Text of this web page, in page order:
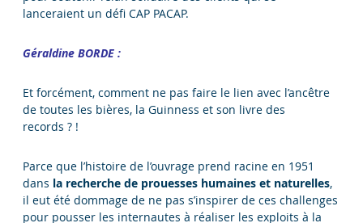
lanceraient un défi CAP PACAP.
Géraldine BORDE :
Et forcément, comment ne pas faire le lien avec l’ancêtre
de toutes les bières, la Guinness et son livre des
records ? !
Parce que l’histoire de l’ouvrage prend racine en 1951
dans la recherche de prouesses humaines et naturelles,
il eut été dommage de ne pas s’inspirer de ces challenges
pour pousser les internautes à réaliser les exploits à la